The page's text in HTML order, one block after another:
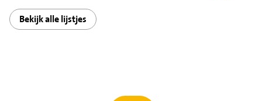
Bekijk alle lijstjes